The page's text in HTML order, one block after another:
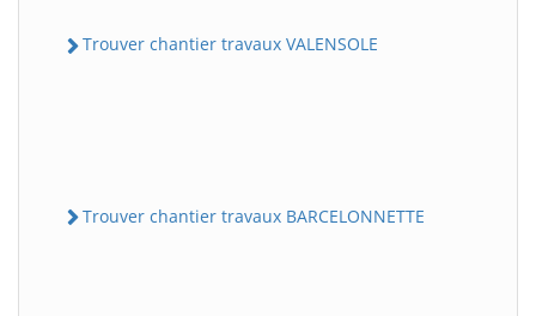
Trouver chantier travaux VALENSOLE
Trouver chantier travaux BARCELONNETTE